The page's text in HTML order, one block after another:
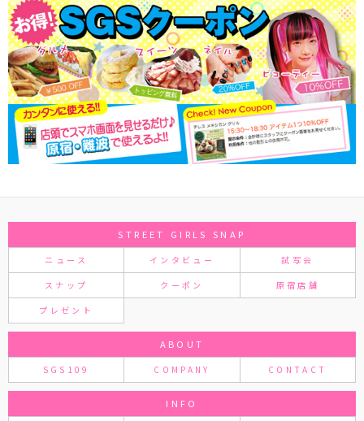
STREET GIRLS SNAP
ニュース インタビュー 試写会
スナップ クーポン 原宿店舗
プレゼント
ABOUT
SGS109 COMPANY CONTACT
INFO